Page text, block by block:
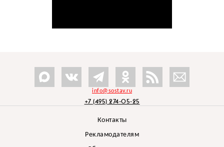
info@sostav.ru
+7 (495) 274-05-25
Контакты
Рекламодателям